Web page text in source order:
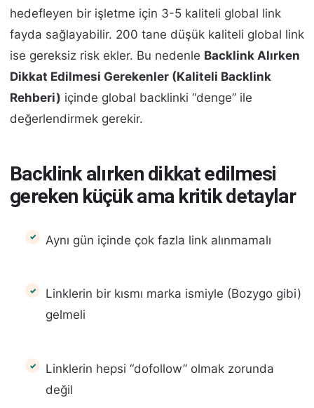
hedefleyen bir işletme için 3-5 kaliteli global link
fayda sağlayabilir. 200 tane düşük kaliteli global link
ise gereksiz risk ekler. Bu nedenle Backlink Alırken
Dikkat Edilmesi Gerekenler (Kaliteli Backlink
Rehberi) içinde global backlinki “denge” ile
değerlendirmek gerekir.
Backlink alırken dikkat edilmesi
gereken küçük ama kritik detaylar
Aynı gün içinde çok fazla link alınmamalı
Linklerin bir kısmı marka ismiyle (Bozygo gibi)
gelmeli
Linklerin hepsi “dofollow” olmak zorunda
değil